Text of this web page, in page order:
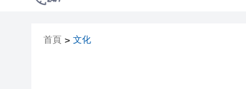
山東26戶省屬國企去年合
首頁 > 文化